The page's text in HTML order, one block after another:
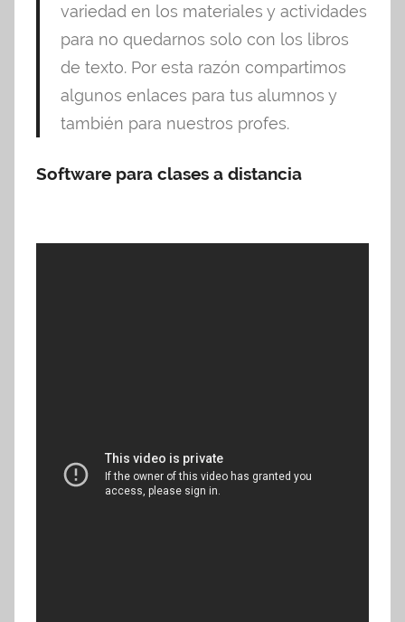
variedad en los materiales y actividades
para no quedarnos solo con los libros
de texto. Por esta razón compartimos
algunos enlaces para tus alumnos y
también para nuestros profes.
Software para clases a distancia